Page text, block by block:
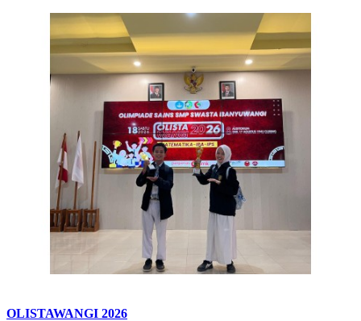
OLISTAWANGI 2026